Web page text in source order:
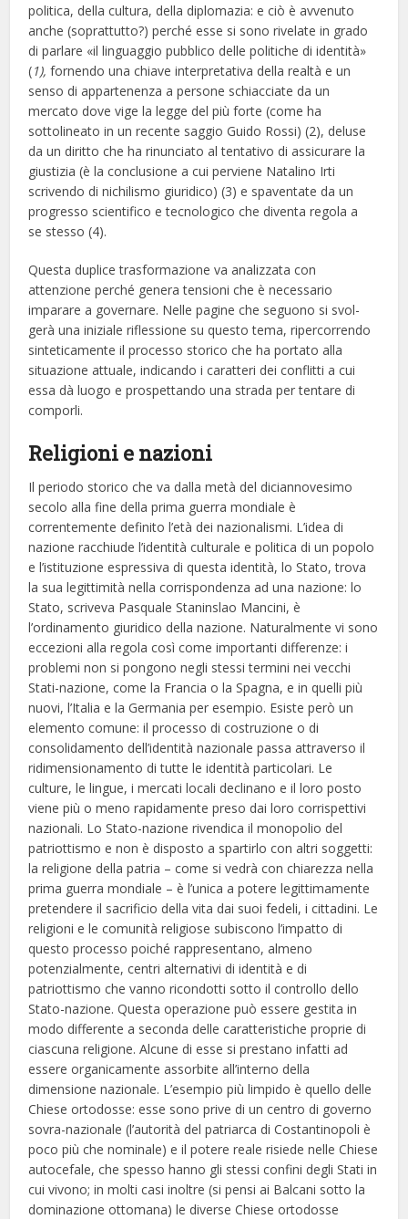
politica, della cultura, della diplomazia: e ciò è avvenuto
anche (soprattutto?) perché esse si sono rivelate in grado
di parlare «il linguaggio pubblico delle politiche di identità»
(1),fornendo una chiave interpretativa della realtà e un
senso di appartenenza a persone schiacciate da un
mercato dove vige la legge del più forte (come ha
sottolineato in un recente saggio Guido Rossi) (2), deluse
da un diritto che ha rinunciato al tentativo di assicurare la
giustizia (è la conclusione a cui perviene Natalino Irti
scrivendo di nichilismo giuridico) (3) e spaventate da un
progresso scientifico e tecnologico che diventa regola a
se stesso (4).
Questa duplice trasformazione va analizzata con
attenzione perché genera tensioni che è necessario
imparare a governare. Nelle pagine che seguono si svol-
gerà una iniziale riflessione su questo tema, ripercorrendo
sinteticamente il processo storico che ha portato alla
situazione attuale, indicando i caratteri dei conflitti a cui
essa dà luogo e prospettando una strada per tentare di
comporli.
Religioni e nazioni
Il periodo storico che va dalla metà del diciannovesimo
secolo alla fine della prima guerra mondiale è
correntemente definito l’età dei nazionalismi. L’idea di
nazione racchiude l’identità culturale e politica di un popolo
e l’istituzione espressiva di questa identità, lo Stato, trova
la sua legittimità nella corrispondenza ad una nazione: lo
Stato, scriveva Pasquale Staninslao Mancini, è
l’ordinamento giuridico della nazione. Naturalmente vi sono
eccezioni alla regola così come importanti differenze: i
problemi non si pongono negli stessi termini nei vecchi
Stati-nazione, come la Francia o la Spagna, e in quelli più
nuovi, l’Italia e la Germania per esempio. Esiste però un
elemento comune: il processo di costruzione o di
consolidamento dell’identità nazionale passa attraverso il
ridimensionamento di tutte le identità particolari. Le
culture, le lingue, i mercati locali declinano e il loro posto
viene più o meno rapidamente preso dai loro corrispettivi
nazionali. Lo Stato-nazione rivendica il monopolio del
patriottismo e non è disposto a spartirlo con altri soggetti:
la religione della patria – come si vedrà con chiarezza nella
prima guerra mondiale – è l’unica a potere legittimamente
pretendere il sacrificio della vita dai suoi fedeli, i cittadini. Le
religioni e le comunità religiose subiscono l’impatto di
questo processo poiché rappresentano, almeno
potenzialmente, centri alternativi di identità e di
patriottismo che vanno ricondotti sotto il controllo dello
Stato-nazione. Questa operazione può essere gestita in
modo differente a seconda delle caratteristiche proprie di
ciascuna religione. Alcune di esse si prestano infatti ad
essere organicamente assorbite all’interno della
dimensione nazionale. L’esempio più limpido è quello delle
Chiese ortodosse: esse sono prive di un centro di governo
sovra-nazionale (l’autorità del patriarca di Costantinopoli è
poco più che nominale) e il potere reale risiede nelle Chiese
autocefale, che spesso hanno gli stessi confini degli Stati in
cui vivono; in molti casi inoltre (si pensi ai Balcani sotto la
dominazione ottomana) le diverse Chiese ortodosse